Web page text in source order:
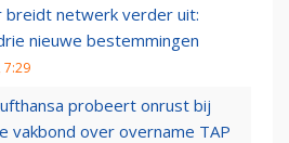
breidt netwerk verder uit:
nieuwe bestemmingen
7:29
probeert onrust bij
vakbond over overname TAP